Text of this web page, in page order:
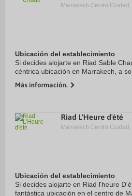
Marrakech Centro Ciudad,
Ubicación del establecimiento
Si decides alojarte en Riad Sable
céntrica ubicación en Marrakech, a
Además, este riad marroquí se
Más información.
Riad L'Heure d'été
Marrakech Centro Ciudad,
Ubicación del establecimiento
Si decides alojarte en Riad l'heure
fantástica ubicación en el centro de